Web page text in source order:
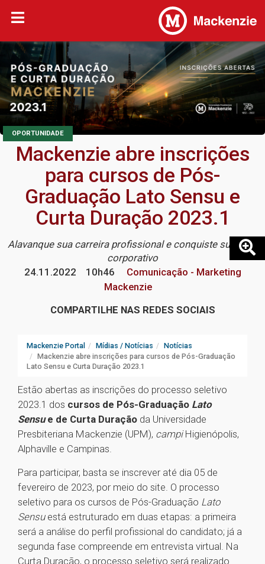
OPORTUNIDADE
Mackenzie abre inscrições
para cursos de Pós-
Graduação Lato Sensu e
Curta Duração 2023.1
Alavanque sua carreira profissional e conquiste sucesso
corporativo
24.11.2022
10h46
Comunicação - Marketing
Mackenzie
COMPARTILHE NAS REDES SOCIAIS
Mackenzie Portal Mídias / Notícias
Notícias
Mackenzie abre inscrições para cursos de Pós-Graduação
Lato Sensu e Curta Duração 2023.1
Estão abertas as inscrições do processo seletivo
2023.1 dos cursos de Pós-Graduação Lato
Sensue de Curta Duração da Universidade
Presbiteriana Mackenzie (UPM), campiHigienópolis,
Alphaville e Campinas.
Para participar, basta se inscrever até dia 05 de
fevereiro de 2023, por meio do site. O processo
seletivo para os cursos de Pós-Graduação Lato
Sensu está estruturado em duas etapas: a primeira
será a análise do perfil profissional do candidato; já a
segunda fase compreende em entrevista virtual. Na
Curta Duração, o processo seletivo será realizado